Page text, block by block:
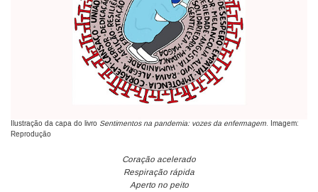
Ilustração da capa do livro Sentimentos na pandemia: vozes da enfermagem. Imagem:
Reprodução
Coração acelerado
Respiração rápida
Aperto no peito